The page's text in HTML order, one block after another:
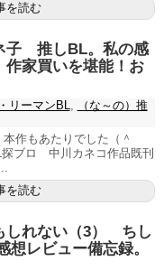
を読む
子 推しBL。私の感
作家買いを堪能！お
リーマンBL,
（な～の）推
作もあたりでした（＾
探ブロ 中川カネコ作品既刊
を読む
しれない（3） ちし
レビュー備忘録。